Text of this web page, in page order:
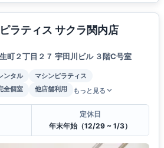
ラティス サクラ関内店
町２丁目２７ 宇田川ビル ３階C号室
ンタル
マシンピラティス
全個室 他店舗利用 もっと見る
定休日
年末年始（12/29 ~ 1/3）